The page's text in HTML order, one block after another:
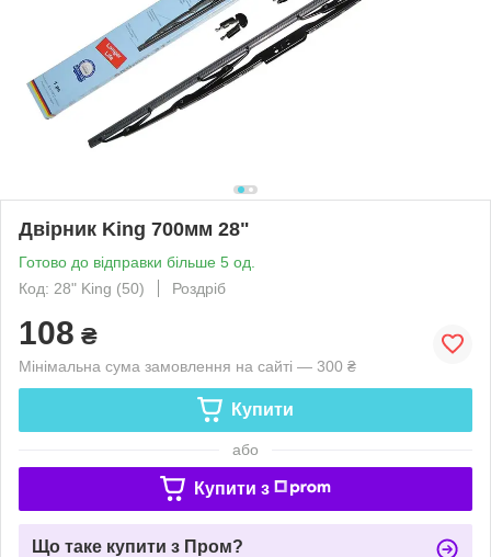
Двірник King 700мм 28"
Готово до відправки більше 5 од.
Код: 28" King (50)
Роздріб
108 ₴
Мінімальна сума замовлення на сайті — 300 ₴
Купити
або
Купити з
Що таке купити з Пром?